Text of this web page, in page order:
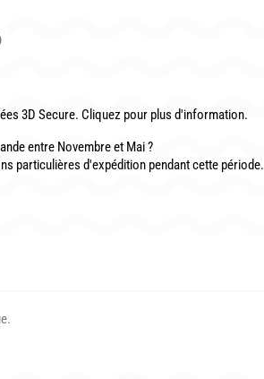
3D Secure. Cliquez pour plus d'information.
entre Novembre et Mai ?
particulières d'expédition pendant cette période.